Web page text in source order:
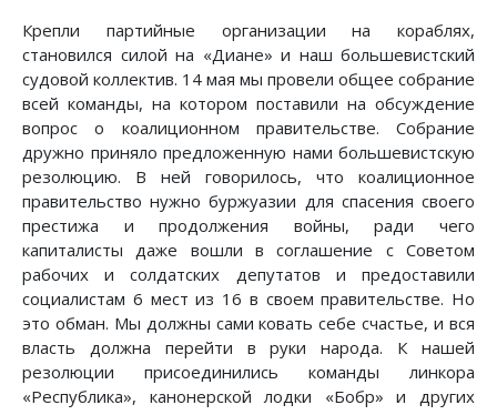
Крепли партийные организации на кораблях,
становился силой на «Диане» и наш большевистский
судовой коллектив. 14 мая мы провели общее собрание
всей команды, на котором поставили на обсуждение
вопрос о коалиционном правительстве. Собрание
дружно приняло предложенную нами большевистскую
резолюцию. В ней говорилось, что коалиционное
правительство нужно буржуазии для спасения своего
престижа и продолжения войны, ради чего
капиталисты даже вошли в соглашение с Советом
рабочих и солдатских депутатов и предоставили
социалистам 6 мест из 16 в своем правительстве. Но
это обман. Мы должны сами ковать себе счастье, и вся
власть должна перейти в руки народа. К нашей
резолюции присоединились команды линкора
«Республика», канонерской лодки «Бобр» и других